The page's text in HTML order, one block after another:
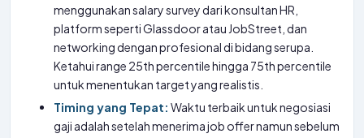
menggunakan salary survey dari konsultan HR,
platform seperti Glassdoor atau JobStreet, dan
networking dengan profesional di bidang serupa.
Ketahui range 25th percentile hingga 75th percentile
untuk menentukan target yang realistis.
Timing yang Tepat: Waktu terbaik untuk negosiasi
gaji adalah setelah menerima job offer namun sebelum